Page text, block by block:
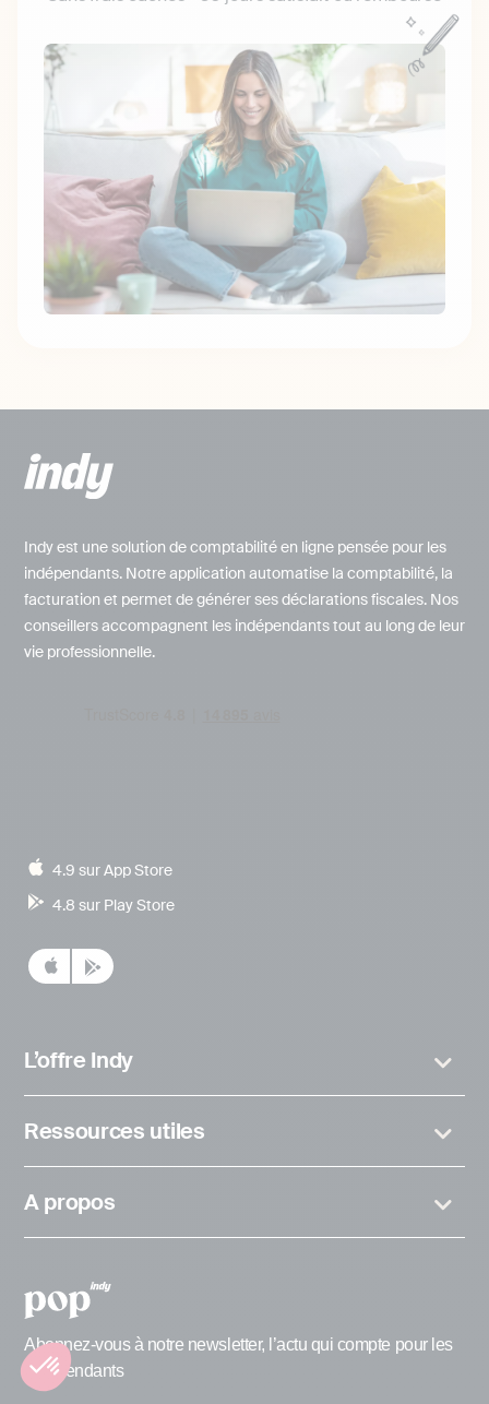
Indy est une solution de comptabilité en ligne pensée pour les
indépendants. Notre application automatise la comptabilité, la
facturation et permet de générer ses déclarations fiscales. Nos
conseillers accompagnent les indépendants tout au long de leur
vie professionnelle.
4.9 sur App Store
4.8 sur Play Store
L’offre Indy
Ressources utiles
A propos
Abonnez-vous à notre newsletter, l’actu qui compte pour les
indépendants